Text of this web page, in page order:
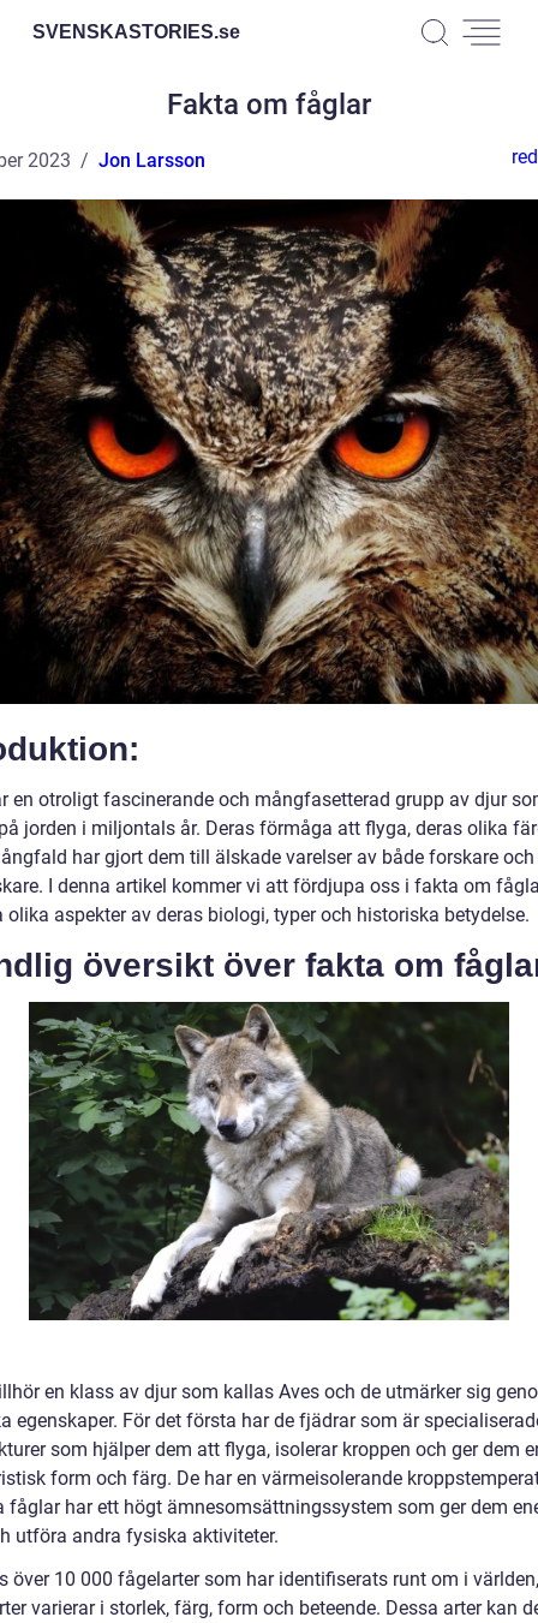
SVENSKASTORIES.se
Fakta om fåglar
2023 Jon Larsson
en otroligt fascinerande och mångfasetterad grupp av djur
jorden i miljontals år. Deras förmåga att flyga, deras olika
har gjort dem till älskade varelser av både forskare och
I denna artikel kommer vi att fördjupa oss i fakta om
olika aspekter av deras biologi, typer och historiska betydelse.
översikt över fakta om
en klass av djur som kallas Aves och de utmärker sig
egenskaper. För det första har de fjädrar som är
som hjälper dem att flyga, isolerar kroppen och ger dem
form och färg. De har en värmeisolerande
fåglar har ett högt ämnesomsättningssystem som ger dem
utföra andra fysiska aktiviteter.
över 10 000 fågelarter som har identifiserats runt om i
varierar i storlek, färg, form och beteende. Dessa arter kan